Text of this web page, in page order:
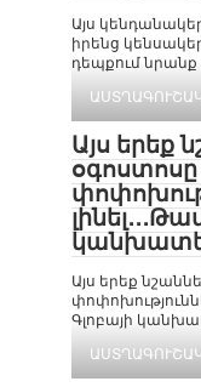
Այս
իրենց
դեպքում նրանք
Այս երեք
օգոստոսը
Այս երեք
Գլոբայի